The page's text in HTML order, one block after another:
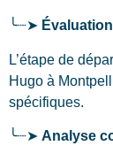
╰┈➤
L’étape de
Hugo à
spécifiques.
╰┈➤ Analyse